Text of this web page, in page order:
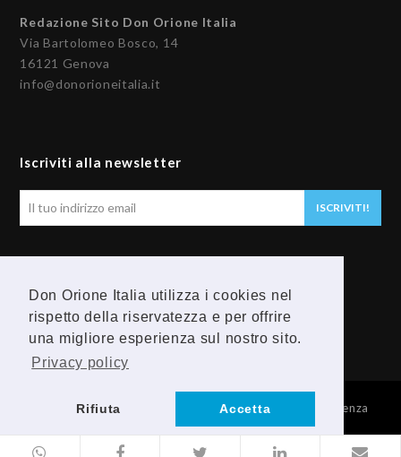
Don Orione Italia utilizza i cookies nel
rispetto della riservatezza e per offrire
una migliore esperienza sul nostro sito.
Privacy policy
Rifiuta Accetta
Redazione Sito Don Orione Italia
Via Bartolomeo Bosco, 14
16121 Genova
info@donorioneitalia.it
Iscriviti alla newsletter
ISCRIVITI!
F
b
Y
o
t
© 2026 Provincia Religiosa Madre della Divina Provvidenza